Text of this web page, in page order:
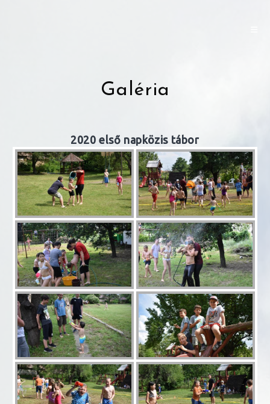
Galéria
2020 első napközis tábor